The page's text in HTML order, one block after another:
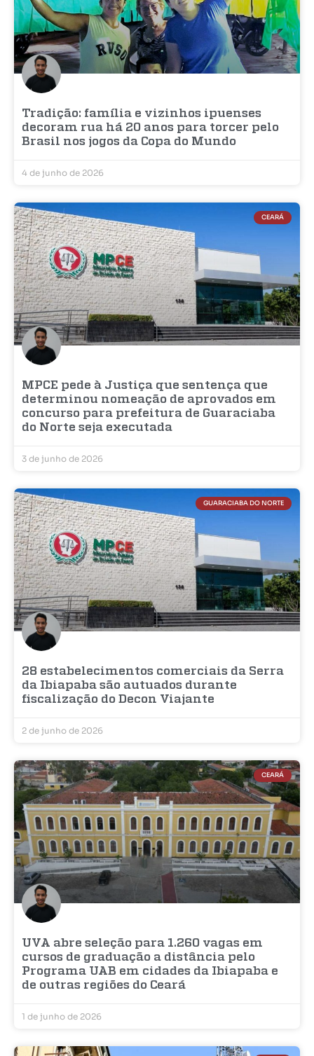
Tradição: família e vizinhos ipuenses
decoram rua há 20 anos para torcer pelo
Brasil nos jogos da Copa do Mundo
4 de junho de 2026
CEARÁ
MPCE pede à Justiça que sentença que
determinou nomeação de aprovados em
concurso para prefeitura de Guaraciaba
do Norte seja executada
3 de junho de 2026
GUARACIABA DO NORTE
28 estabelecimentos comerciais da Serra
da Ibiapaba são autuados durante
fiscalização do Decon Viajante
2 de junho de 2026
CEARÁ
UVA abre seleção para 1.260 vagas em
cursos de graduação a distância pelo
Programa UAB em cidades da Ibiapaba e
de outras regiões do Ceará
1 de junho de 2026